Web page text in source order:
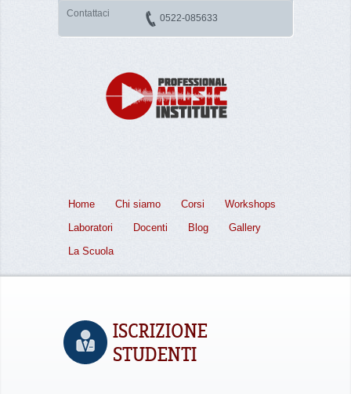
Contattaci 0522-085633
Home Chi siamo Corsi
Workshops
Laboratori
Docenti Blog
Gallery
La Scuola
ISCRIZIONE
STUDENTI